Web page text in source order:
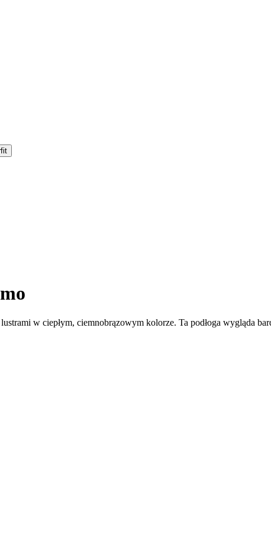
w ciepłym, ciemnobrązowym kolorze. Ta podłoga wygląda